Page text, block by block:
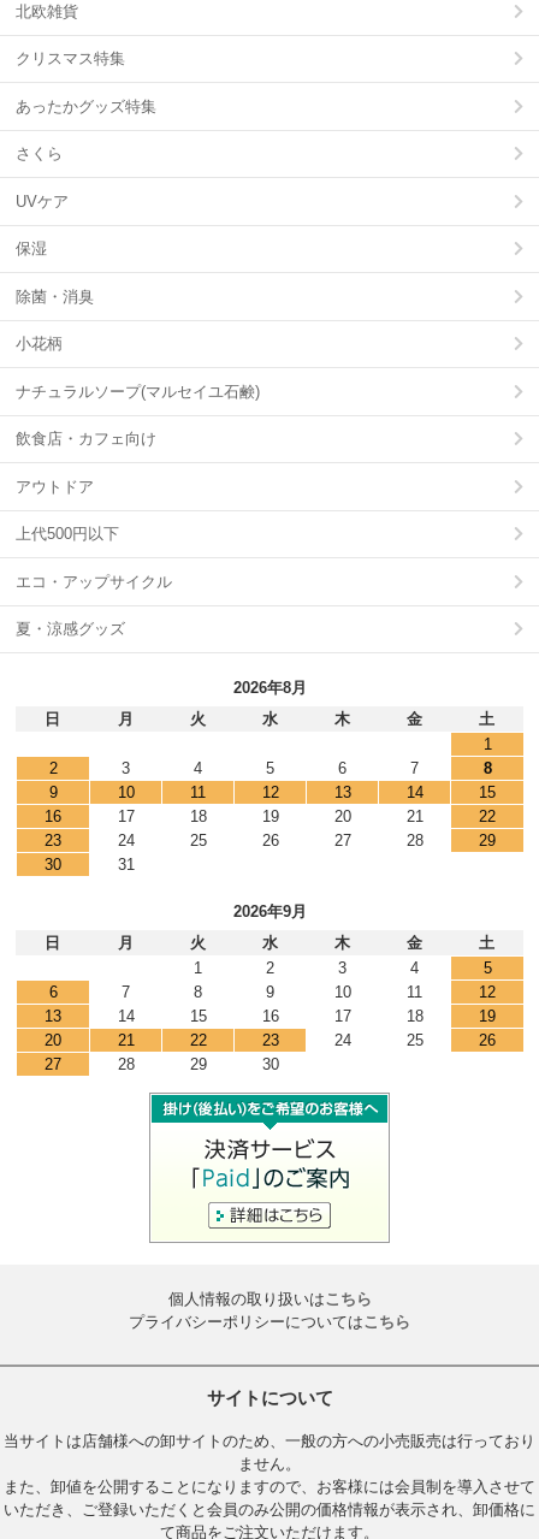
北欧雑貨
クリスマス特集
あったかグッズ特集
さくら
UVケア
保湿
除菌・消臭
小花柄
ナチュラルソープ(マルセイユ石鹸)
飲食店・カフェ向け
アウトドア
上代500円以下
エコ・アップサイクル
夏・涼感グッズ
2026年8月
日
月 火 水 木 金
土
1
2
3 4 5 6 7
8
9
10 11 12 13 14
15
16
17 18 19 20 21
22
23
24 25 26 27 28
29
30
31
2026年9月
日
月 火 水 木 金
土
1
2 3 4
5
6
7 8 9 10 11
12
13
14 15 16 17 18
19
20
21 22 23 24 25
26
27
28 29 30
個人情報の取り扱いはこちら
プライバシーポリシーについてはこちら
サイトについて
当サイトは店舗様への卸サイトのため、一般の方への小売販売は行っており
ません。
また、卸値を公開することになりますので、お客様には会員制を導入させて
いただき、ご登録いただくと会員のみ公開の価格情報が表示され、卸価格に
て商品をご注文いただけます。